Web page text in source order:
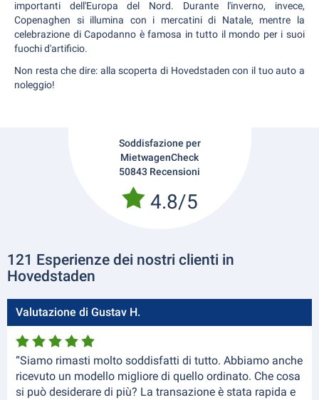
importanti dell'Europa del Nord. Durante l'inverno, invece,
Copenaghen si illumina con i mercatini di Natale, mentre la
celebrazione di Capodanno è famosa in tutto il mondo per i suoi
fuochi d'artificio.
Non resta che dire: alla scoperta di Hovedstaden con il tuo auto a
noleggio!
Soddisfazione per
MietwagenCheck
50843 Recensioni
4.8/5
121 Esperienze dei nostri clienti in
Hovedstaden
Valutazione di Gustav H.
“Siamo rimasti molto soddisfatti di tutto. Abbiamo anche
ricevuto un modello migliore di quello ordinato. Che cosa
si può desiderare di più? La transazione è stata rapida e